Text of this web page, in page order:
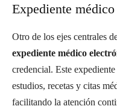
Expediente
Otro de los ejes centrales
expediente médico
credencial. Este
estudios, recetas y citas
facilitando la atención